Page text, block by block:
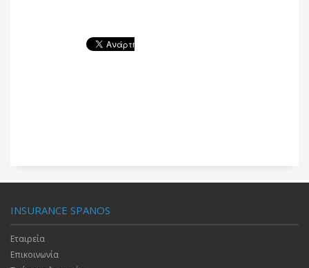
INSURANCE SPANOS
Εταιρεία
Επικοινωνία